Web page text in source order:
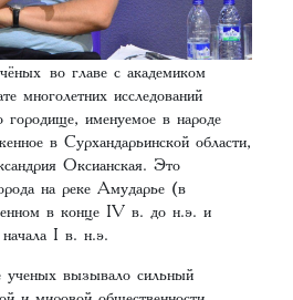
во главе с академиком
многолетних исследований
городище, именуемое в народе
в Сурхандарьинской области,
Оксианская. Это
на реке Амударье (в
в конце IV в. до н.э. и
I в. н.э.
ученых вызывало сильный